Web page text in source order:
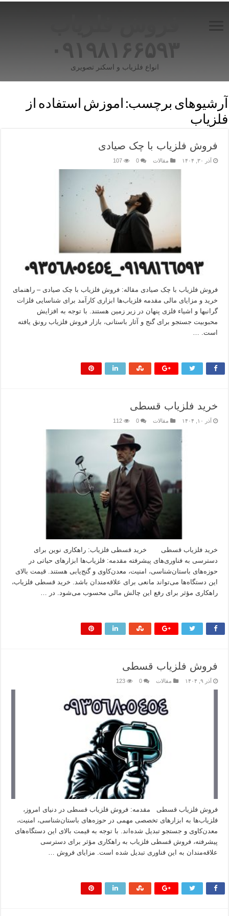
۰۹۱۹۸۱۶۶۵۹۳
انواع فلزیاب و اسکنر تصویری
آرشیوهای برچسب: اموزش استفاده از
فلزیاب
فروش فلزیاب با چک صیادی
آذر ۳۰, ۱۴۰۴ مقالات 0
107
فروش فلزیاب با چک صیادی مقاله: فروش فلزیاب با چک صیادی – راهنمای
خرید و مزایای مالی مقدمه فلزیاب‌ها ابزاری کارآمد برای شناسایی فلزات
گرانبها و اشیاء فلزی پنهان در زیر زمین هستند. با توجه به افزایش
محبوبیت جستجو برای گنج و آثار باستانی، بازار فروش فلزیاب رونق یافته
است. …
خرید فلزیاب قسطی
آذر ۱۰, ۱۴۰۴ مقالات 0
112
خرید فلزیاب قسطی خرید قسطی فلزیاب: راهکاری نوین برای
دسترسی به فناوری‌های پیشرفته مقدمه: فلزیاب‌ها ابزارهای حیاتی در
حوزه‌های باستان‌شناسی، امنیت، معدن‌کاوی و گنج‌یابی هستند. قیمت بالای
این دستگاه‌ها می‌تواند مانعی برای علاقه‌مندان باشد. خرید قسطی فلزیاب،
راهکاری مؤثر برای رفع این چالش مالی محسوب می‌شود. در …
فروش فلزیاب قسطی
آذر ۹, ۱۴۰۴ مقالات 0
123
فروش فلزیاب قسطی مقدمه: فروش فلزیاب قسطی در دنیای امروز،
فلزیاب‌ها به ابزارهای تخصصی مهمی در حوزه‌های باستان‌شناسی، امنیت،
معدن‌کاوی و جستجو تبدیل شده‌اند. با توجه به قیمت بالای این دستگاه‌های
پیشرفته، فروش قسطی فلزیاب به راهکاری مؤثر برای دسترسی
علاقه‌مندان به این فناوری تبدیل شده است. مزایای فروش …